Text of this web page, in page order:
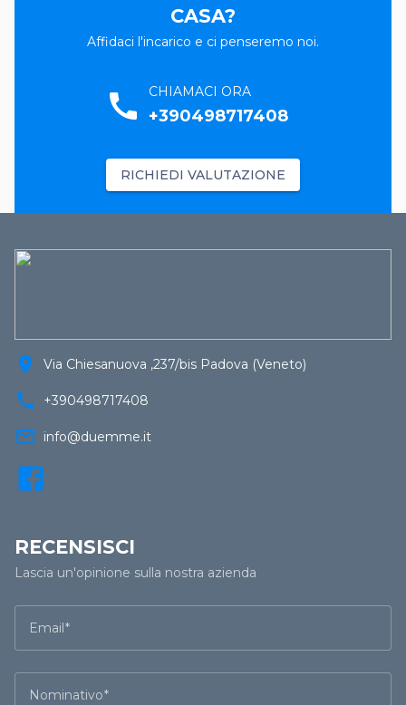
CASA?
Affidaci l'incarico e ci penseremo noi.
call CHIAMACI ORA
+390498717408
RICHIEDI VALUTAZIONE
location_on Via Chiesanuova ,237/bis Padova (Veneto)
call +390498717408
mail_outline info@duemme.it
RECENSISCI
Lascia un'opinione sulla nostra azienda
Email
Nominativo